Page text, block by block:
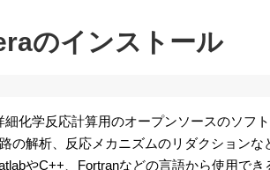
のインストール
細化学反応計算用のオープンソースのソフ
の解析、反応メカニズムのリダクションな
やC++、Fortranなどの言語から使用でき